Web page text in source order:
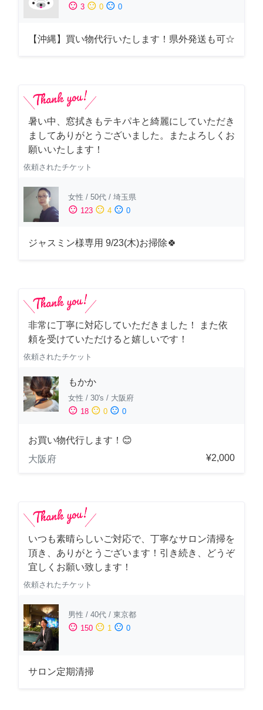
sentiment_satisfied 3 sentiment_neutral 0 sentiment_dissatisfied 0
【沖縄】買い物代行いたします！県外発送も可☆
暑い中、窓拭きもテキパキと綺麗にしていただき
ましてありがとうございました。またよろしくお
願いいたします！
依頼されたチケット
女性 / 50代 / 埼玉県
sentiment_satisfied 123 sentiment_neutral 4 sentiment_dissatisfied 0
ジャスミン様専用 9/23(木)お掃除🍀
非常に丁寧に対応していただきました！ また依
頼を受けていただけると嬉しいです！
依頼されたチケット
もかか
女性 / 30's / 大阪府
sentiment_satisfied 18 sentiment_neutral 0 sentiment_dissatisfied 0
お買い物代行します！😊
大阪府
¥2,000
いつも素晴らしいご対応で、丁寧なサロン清掃を
頂き、ありがとうございます！引き続き、どうぞ
宜しくお願い致します！
依頼されたチケット
男性 / 40代 / 東京都
sentiment_satisfied 150 sentiment_neutral 1 sentiment_dissatisfied 0
サロン定期清掃